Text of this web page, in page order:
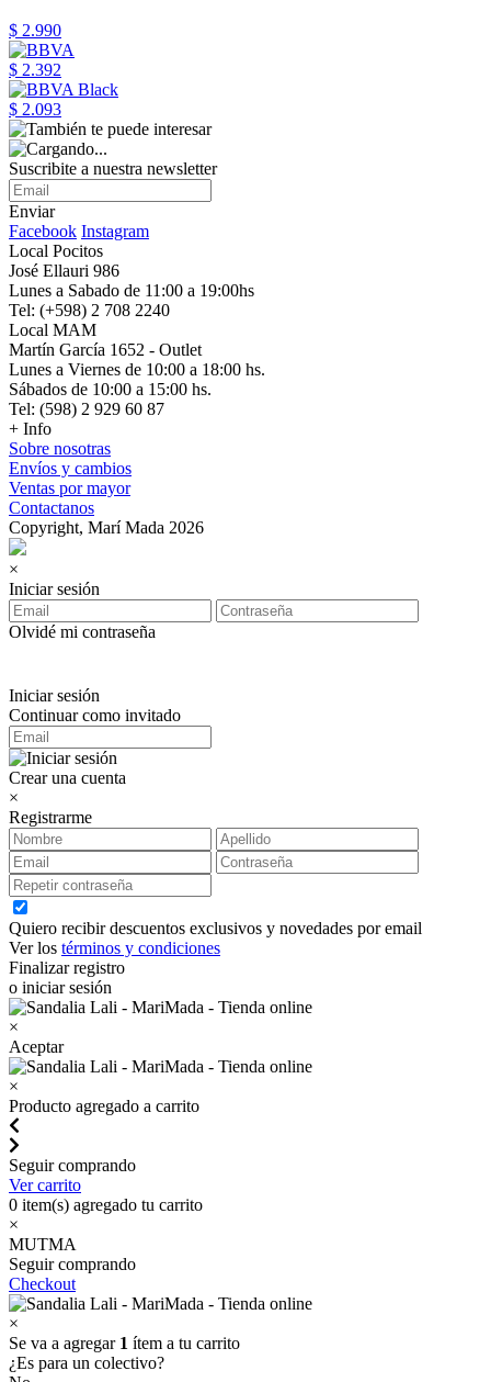
$ 2.990
$ 2.392
$ 2.093
Suscribite a nuestra newsletter
Enviar
Facebook Instagram
Local Pocitos
José Ellauri 986
Lunes a Sabado de 11:00 a 19:00hs
Tel: (+598) 2 708 2240
Local MAM
Martín García 1652 - Outlet
Lunes a Viernes de 10:00 a 18:00 hs.
Sábados de 10:00 a 15:00 hs.
Tel: (598) 2 929 60 87
+ Info
Sobre nosotras
Envíos y cambios
Ventas por mayor
Contactanos
Copyright, Marí Mada 2026
×
Iniciar sesión
Olvidé mi contraseña
Iniciar sesión
Continuar como invitado
Crear una cuenta
×
Registrarme
Quiero recibir descuentos exclusivos y novedades por email
Ver los términos y condiciones
Finalizar registro
o iniciar sesión
×
Aceptar
×
Producto agregado a carrito
Seguir comprando
Ver carrito
0 item(s) agregado tu carrito
×
MUTMA
Seguir comprando
Checkout
×
Se va a agregar 1 ítem a tu carrito
¿Es para un colectivo?